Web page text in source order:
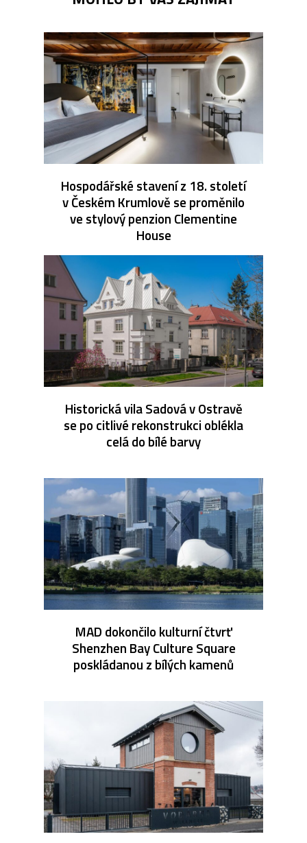
Hospodářské stavení z 18. století
v Českém Krumlově se proměnilo
ve stylový penzion Clementine
House
Historická vila Sadová v Ostravě
se po citlivé rekonstrukci oblékla
celá do bílé barvy
MAD dokončilo kulturní čtvrť
Shenzhen Bay Culture Square
poskládanou z bílých kamenů